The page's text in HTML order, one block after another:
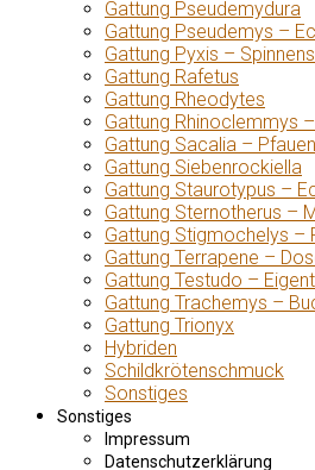
Gattung Pseudemydura
Gattung Pseudemys –
Gattung Pyxis –
Gattung Rafetus
Gattung Rheodytes
Gattung Rhinoclemmys
Gattung Sacalia –
Gattung Siebenrockiella
Gattung Staurotypus –
Gattung Sternotherus –
Gattung Stigmochelys –
Gattung Terrapene –
Gattung Testudo –
Gattung Trachemys –
Gattung Trionyx
Hybriden
Schildkrötenschmuck
Sonstiges
Sonstiges
Impressum
Datenschutzerklärung